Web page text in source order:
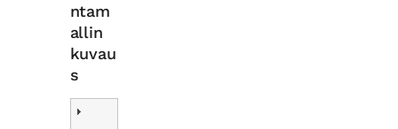
ntam
allin
kuvau
s